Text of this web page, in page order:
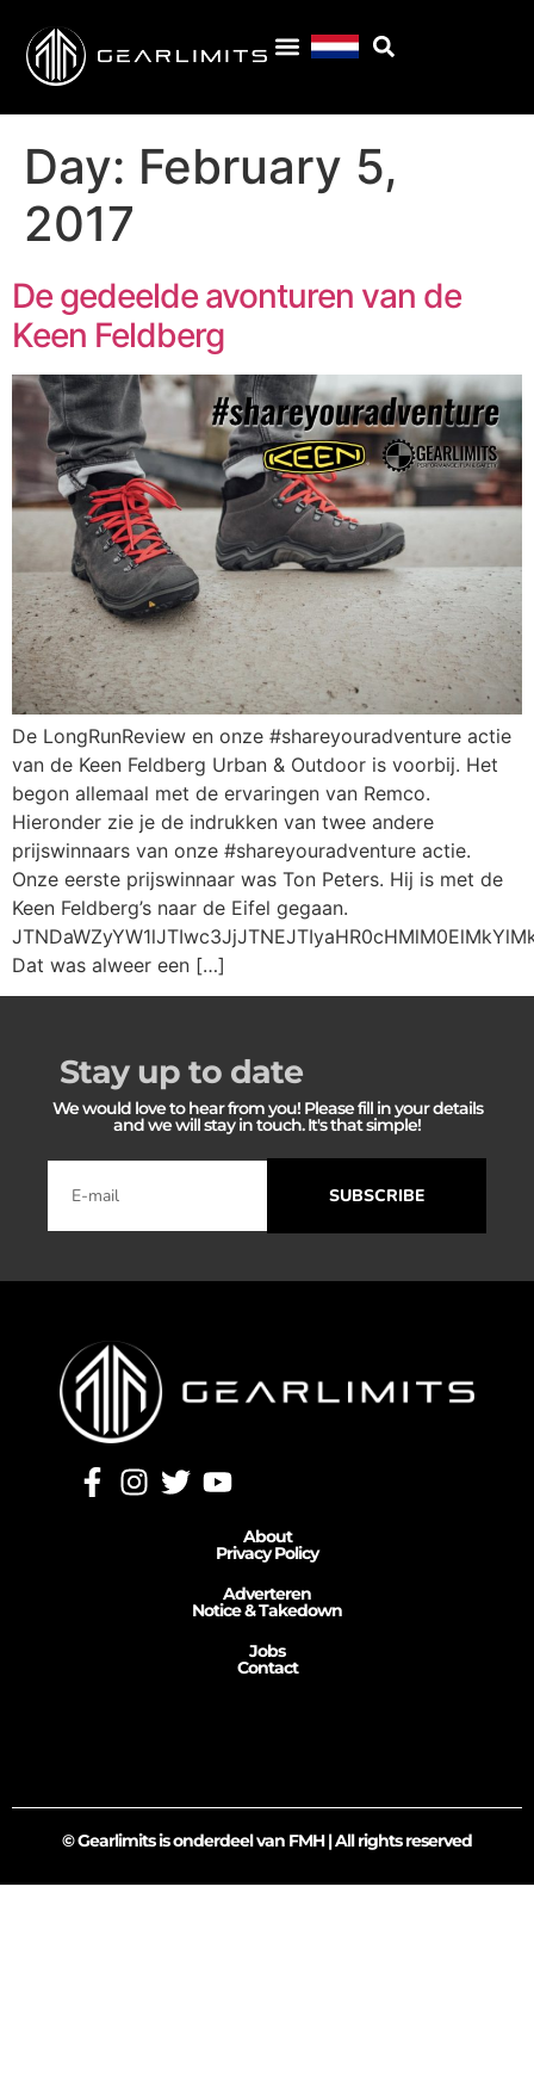
Day: February 5,
2017
De gedeelde avonturen van de
Keen Feldberg
De LongRunReview en onze #shareyouradventure actie
van de Keen Feldberg Urban & Outdoor is voorbij. Het
begon allemaal met de ervaringen van Remco.
Hieronder zie je de indrukken van twee andere
prijswinnaars van onze #shareyouradventure actie.
Onze eerste prijswinnaar was Ton Peters. Hij is met de
Keen Feldberg’s naar de Eifel gegaan.
Dat was alweer een […]
Stay up to date
We would love to hear from you! Please fill in your details
and we will stay in touch. It's that simple!
SUBSCRIBE
About
Privacy Policy
Adverteren
Notice & Takedown
Jobs
Contact
© Gearlimits is onderdeel van FMH | All rights reserved